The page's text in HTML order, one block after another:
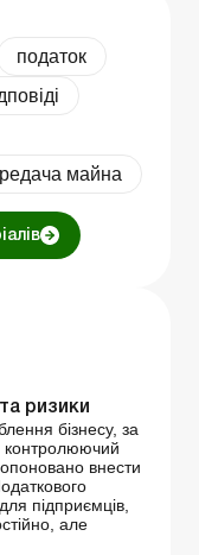
податок
майна
ризики
бізнесу, за
контролюючий
внести
підприємців,
але